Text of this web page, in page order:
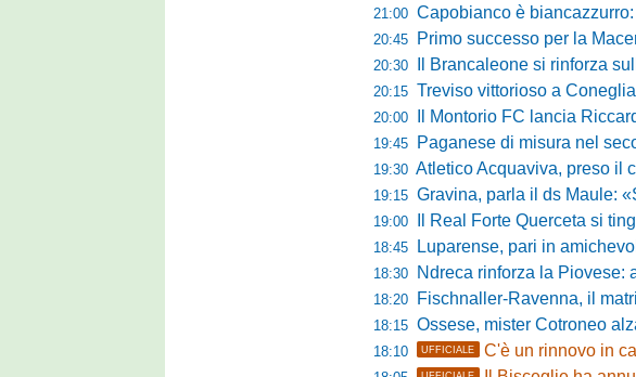
21:00 Capobianco è biancazzurro: la
20:45 Primo successo per la
20:30 Il Brancaleone si rinforza
20:15 Treviso vittorioso a Conegliano, mister Gorini
20:00 Il Montorio FC lancia
19:45 Paganese di misura nel secondo test
19:30 Atletico Acquaviva, preso il
19:15 Gravina, parla il ds Maule: «Siamo
19:00 Il Real Forte Querceta si tinge di
18:45 Luparense, pari in amichevole a Ca'
18:30 Ndreca rinforza la Piovese:
18:20 Fischnaller-Ravenna, il matrimonio
18:15 Ossese, mister Cotroneo alza l'asticella:
18:10 UFFICIALE C'è un rinnovo in